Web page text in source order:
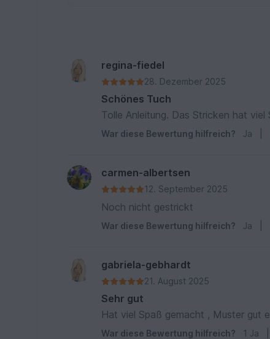
regina-fiedel
28. Dezember 2025
Schönes Tuch
Tolle Anleitung. Das Stricken hat viel
War diese Bewertung hilfreich? Ja
carmen-albertsen
12. September 2025
Noch nicht gestrickt
War diese Bewertung hilfreich? Ja
gabriela-gebhardt
21. August 2025
Sehr gut
Hat viel Spaß gemacht , Muster gut
War diese Bewertung hilfreich? 1 Ja